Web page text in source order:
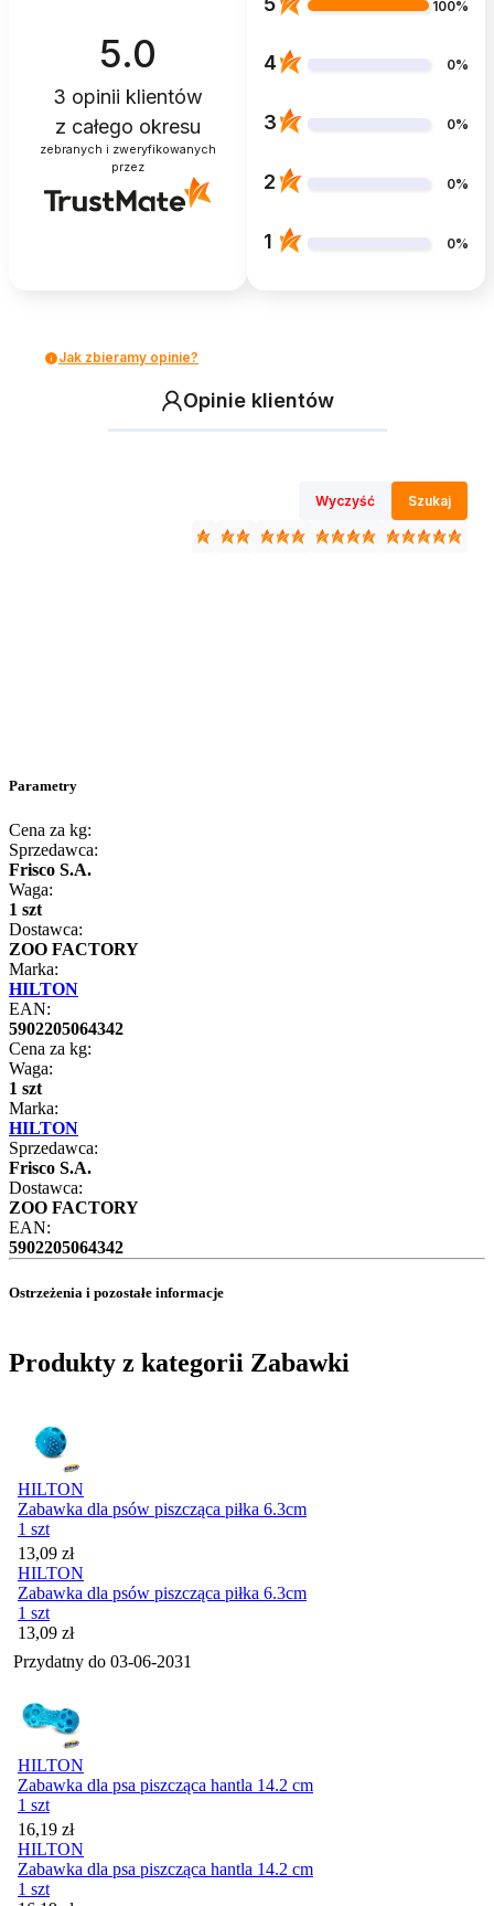
5.0
3 opinii klientów
z całego okresu
zebranych i zweryfikowanych
przez
100%
4 0%
3 0%
2 0%
1 0%
Jak zbieramy opinie?
Opinie klientów
Wyczyść Szukaj
Parametry
Cena za kg:
Sprzedawca:
Frisco S.A.
Waga:
1 szt
Dostawca:
ZOO FACTORY
Marka:
HILTON
EAN:
5902205064342
Cena za kg:
Waga:
1 szt
Marka:
HILTON
Sprzedawca:
Frisco S.A.
Dostawca:
ZOO FACTORY
EAN:
5902205064342
Ostrzeżenia i pozostałe informacje
Produkty z kategorii Zabawki
HILTON
Zabawka dla psów piszcząca piłka 6.3cm
1 szt
Cena
13,09 zł
HILTON
Zabawka dla psów piszcząca piłka 6.3cm
1 szt
Cena
13,09 zł
Przydatny do 03-06-2031
HILTON
Zabawka dla psa piszcząca hantla 14.2 cm
1 szt
Cena
16,19 zł
HILTON
Zabawka dla psa piszcząca hantla 14.2 cm
1 szt